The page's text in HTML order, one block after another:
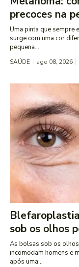
precoces na
Uma pinta que sempre
surge com uma cor
pequena...
SAÚDE ago 08, 2026
sob os olhos
As bolsas sob os
incomodam homens e
após uma...